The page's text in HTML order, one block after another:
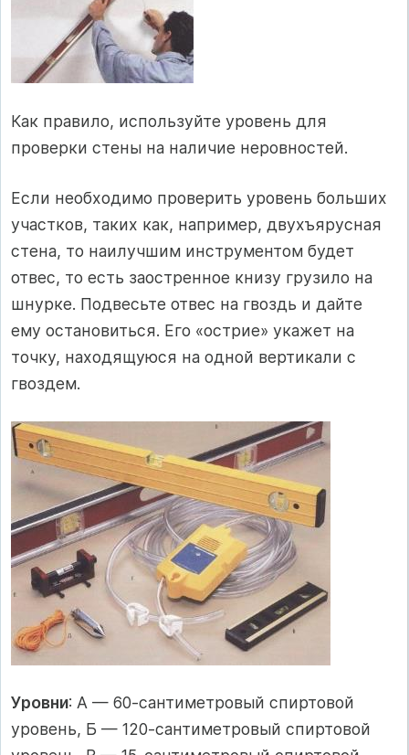
Как правило, используйте уровень для
проверки стены на наличие неровностей.
Если необходимо проверить уровень больших
участков, таких как, например, двухъярусная
стена, то наилучшим инструментом будет
отвес, то есть заостренное книзу грузило на
шнурке. Подвесьте отвес на гвоздь и дайте
ему остановиться. Его «острие» укажет на
точку, находящуюся на одной вертикали с
гвоздем.
Уровни: А — 60-сантиметровый спиртовой
уровень, Б — 120-сантиметровый спиртовой